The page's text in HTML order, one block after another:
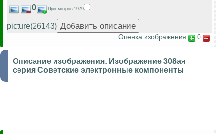
0 Просмотров 1979
picture(26143)
Оценка изображения 0
Описание изображения: Изображение 308ая
серия Советские электронные компоненты